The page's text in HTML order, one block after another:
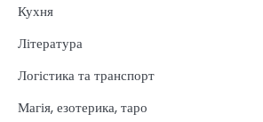
Кухня
Література
Логістика та транспорт
Магія, езотерика, таро